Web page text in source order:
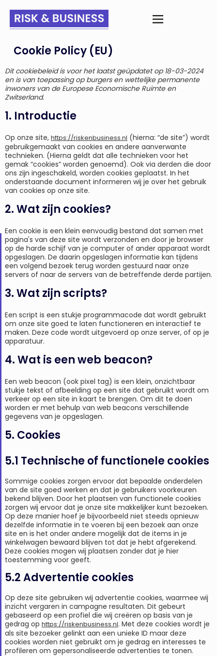
Cookie Policy (EU)
Dit cookiebeleid is voor het laatst geüpdatet op 18-03-2024
en is van toepassing op burgers en wettelijke permanente
inwoners van de Europese Economische Ruimte en
Zwitserland.
1. Introductie
Op onze site, https://riskenbusiness.nl (hierna: “de site”) wordt
gebruikgemaakt van cookies en andere aanverwante
technieken. (Hierna geldt dat alle technieken voor het
gemak “cookies” worden genoemd). Ook via derden die door
ons zijn ingeschakeld, worden cookies geplaatst. In het
onderstaande document informeren wij je over het gebruik
van cookies op onze site.
2. Wat zijn cookies?
Een cookie is een klein eenvoudig bestand dat samen met
pagina's van deze site wordt verzonden en door je browser
op de harde schijf van je computer of ander apparaat wordt
opgeslagen. De daarin opgeslagen informatie kan tijdens
een volgend bezoek terug worden gestuurd naar onze
servers of naar de servers van de betreffende derde partijen.
3. Wat zijn scripts?
Een script is een stukje programmacode dat wordt gebruikt
om onze site goed te laten functioneren en interactief te
maken. Deze code wordt uitgevoerd op onze server, of op je
apparatuur.
4. Wat is een web beacon?
Een web beacon (ook pixel tag) is een klein, onzichtbaar
stukje tekst of afbeelding op een site dat gebruikt wordt om
verkeer op een site in kaart te brengen. Om dit te doen
worden er met behulp van web beacons verschillende
gegevens van je opgeslagen.
5. Cookies
5.1 Technische of functionele cookies
Sommige cookies zorgen ervoor dat bepaalde onderdelen
van de site goed werken en dat je gebruikers voorkeuren
bekend blijven. Door het plaatsen van functionele cookies
zorgen wij ervoor dat je onze site makkelijker kunt bezoeken.
Op deze manier hoef je bijvoorbeeld niet steeds opnieuw
dezelfde informatie in te voeren bij een bezoek aan onze
site en is het onder andere mogelijk dat de items in je
winkelwagen bewaard blijven tot dat je hebt afgerekend.
Deze cookies mogen wij plaatsen zonder dat je hier
toestemming voor geeft.
5.2 Advertentie cookies
Op deze site gebruiken wij advertentie cookies, waarmee wij
inzicht vergaren in campagne resultaten. Dit gebeurt
gebaseerd op een profiel die wij creëren op basis van je
gedrag op https://riskenbusiness.nl. Met deze cookies wordt je
als site bezoeker gelinkt aan een unieke ID maar deze
cookies worden niet gebruikt om je gedrag en interesses te
profileren om gepersonaliseerde advertenties te tonen.